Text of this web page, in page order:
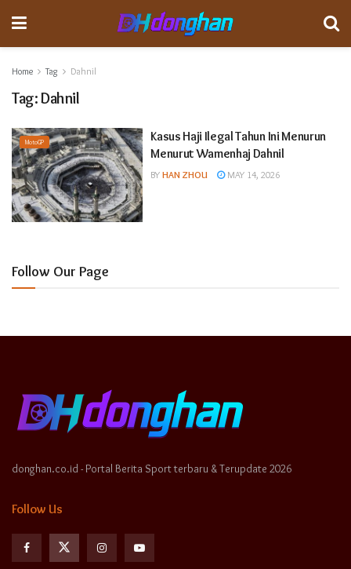
Home Tag Dahnil
Tag:Dahnil
MotoGP
Kasus Haji Ilegal Tahun Ini Menurun
Menurut Wamenhaj Dahnil
BY HAN ZHOU MAY 14, 2026
Follow Our Page
donghan.co.id - Portal Berita Sport terbaru & Terupdate 2026
Follow Us